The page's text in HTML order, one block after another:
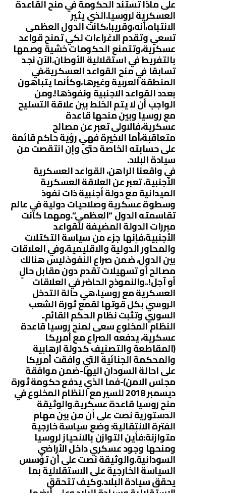
على ماذا تستند الحكومة في منح القاعدة
العسكرية لروسيا.الذي يثير
الانتباه،أنه،وقريبا،كانت الدول العظمى
تسعي وتقدم الاغراءات لكي تمنح قواعد
عسكرية،وتتمنع الحكومات خشية وصمها
بالتفريط في استقلالية الأوطان.الآن نجد
تسابقا في منح القواعد العسكرية،في
المنطقة العربية وغيرها،وكأنما يتباهون
بعدد القواعد الاجنبية ونفوذها!.ومن
الواجب أن لا يتم الخلط بين علاقة التسليح
مع روسيا وبين منحها قاعدة
عسكرية،فالاولى تعبر عن مصالح
متعاقبة،أما الاخيرة فهي رؤية حاكم قائمة
على حسابته الخاصة حتى وإن انتقصت من
سيادة البلاد.
في واقعنا الراهن، القواعد العسكرية
الأجنبية، تعبر عن العلاقة العسكرية
الميدانية مع دولة أجنبية ذات نفوذ
وسطوة عسكرية وصلاحيات دولية في عالم
تقاسمته الدول “العظمي”.ومهما كانت
مبررات الدولة المضيفة للقواعد
الأجنبية،فإنها جزء من سياسة التكتلات
والمحاور الدولية والاقليمية.وفي العلاقات
بين الدول، ضمن صراع النفوذ،ليس هنالك
مصالح أو تسهيلات تقدم دون مقابل حالٍ
أو آجل!..والنموذج الحاضر في العلاقات
العسكرية مع روسيا،هي حالة التدخل
الروسي بكل قوتها لقمع ثورة الشعب
السوري وتثبت نظام الحكم القائم..
النظام المخلوع سعى لمنح روسيا قاعدة
عسكرية، يدفعه الصراع مع أمريكا
(المقاطعة والتصنيف كدولة ارهابية
والمحكمة الجنائية التي وافقت أمريكا
على احالة السودان اليها-ضمن موافقة
مجلس الامن)-فما الذي يدفع حكومة ثورة
ديسمبر 2018 للسير مع النظام المخلوع في
منح روسيا قاعدة عسكرية.والوثيقة
الدستورية نصت على أن من بين مهام
الفترة الانتقالية: وضع سياسة خارجية
متوازنة:فأين التوازن بالانحياز لروسيا
ومنحها وجود عسكري داخل الأراضي
السودانية.والوثيقة نصت على أن تؤسس
السياسة الخارجية على الاستقلالية بما
يحقق سيادة البلاد.وكيف تتحقق